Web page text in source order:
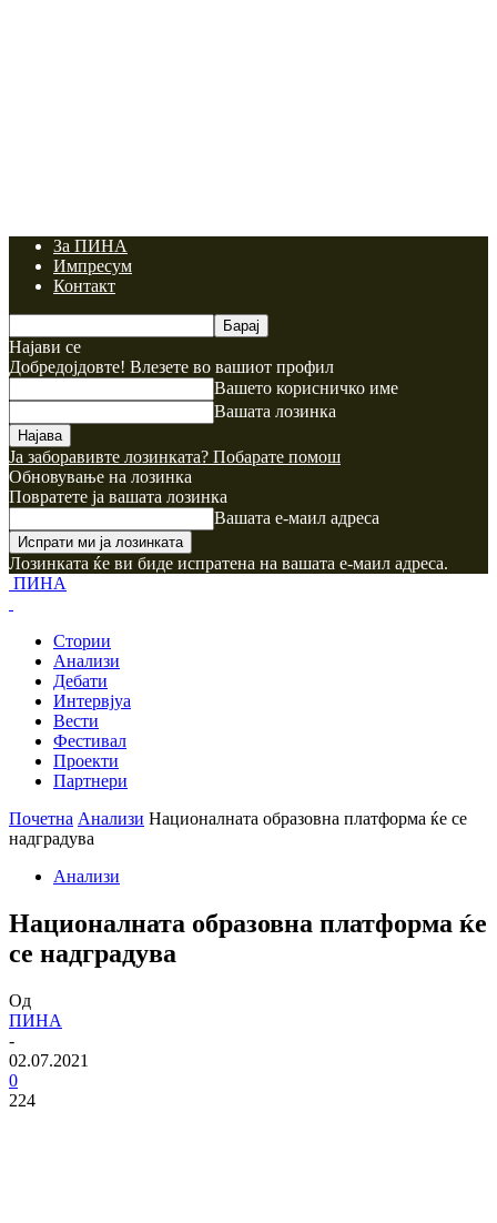
За ПИНА
Импресум
Контакт
Најави се
Добредојдовте! Влезете во вашиот профил
Вашето корисничко име
Вашата лозинка
Ја заборавивте лозинката? Побарате помош
Обновување на лозинка
Повратете ја вашата лозинка
Вашата е-маил адреса
Лозинката ќе ви биде испратена на вашата е-маил адреса.
ПИНА
Стории
Анализи
Дебати
Интервјуа
Вести
Фестивал
Проекти
Партнери
Почетна Анализи Националната образовна платформа ќе се
надградува
Анализи
Националната образовна платформа ќе
се надградува
Од
ПИНА
-
02.07.2021
0
224